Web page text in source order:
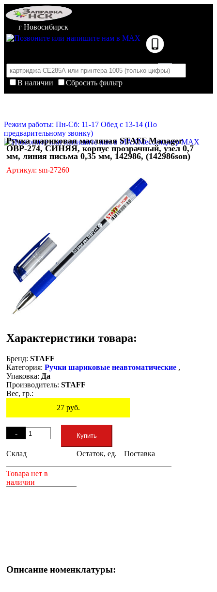
г Новосибирск
В наличии
Сбросить фильтр
Корзина пуста
Режим работы: Пн-Сб: 11-17 Обед с 13-14 (По
предварительному звонку)
Мессенджер MAX
Ручка шариковая масляная STAFF Manager
OBP-274, СИНЯЯ, корпус прозрачный, узел 0,7
мм, линия письма 0,35 мм, 142986, (142986son)
Артикул: sm-27260
Характеристики товара:
Бренд: STAFF
Категория: Ручки шариковые неавтоматические ,
Упаковка: Да
Производитель: STAFF
Вес, гр.:
27руб.
-
+
Купить
Склад Остаток, ед. Поставка
Товара нет в
наличии
Описание номенклатуры: